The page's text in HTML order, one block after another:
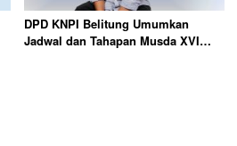
DPD KNPI Belitung Umumkan
Jadwal dan Tahapan Musda XVI